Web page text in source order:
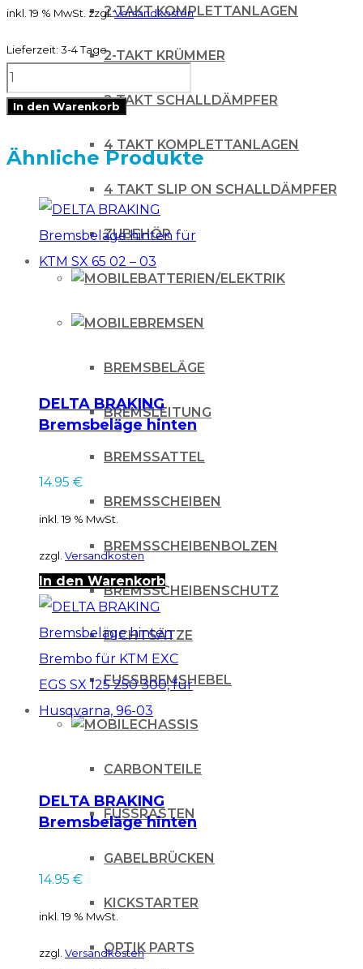
2-TAKT KOMPLETTANLAGEN
2-TAKT KRÜMMER
2-TAKT SCHALLDÄMPFER
4 TAKT KOMPLETTANLAGEN
4 TAKT SLIP ON SCHALLDÄMPFER
ZUBEHÖR
BATTERIEN/ELEKTRIK
BREMSEN
BREMSBELÄGE
BREMSLEITUNG
BREMSSATTEL
BREMSSCHEIBEN
BREMSSCHEIBENBOLZEN
BREMSSCHEIBENSCHUTZ
DICHTSÄTZE
FUSSBREMSHEBEL
CHASSIS
CARBONTEILE
FUSSRASTEN
GABELBRÜCKEN
KICKSTARTER
OPTIK PARTS
inkl. 19 % MwSt. zzgl.Versandkosten
Lieferzeit: 3-4 Tage
DELTA
BRAKING
hinten
EXC/SX
98-,
TE/FE/FC/TC
GasGas
Menge
In den Warenkorb
Ähnliche Produkte
DELTA BRAKING
Bremsbeläge hinten
14.95 €
inkl. 19 % MwSt.
zzgl. Versandkosten
In den Warenkorb
DELTA BRAKING
Bremsbeläge hinten
EXC EGS SX 125 250
300, für Husqvarna,
14.95 €
inkl. 19 % MwSt.
zzgl. Versandkosten